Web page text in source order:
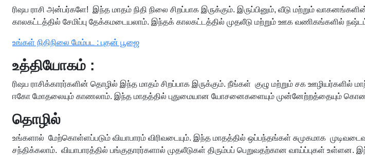
ரிஷப ராசி அன்பர்களே! இந்த மாதம் நிதி நிலை சிறப்பாக இருக்கும். இருப்பினும், வீடு மற்றும்
காலகட்டத்தில் சேமிப்பு தேக்கமடையலாம். இந்தக் காலகட்டத்தில் முதலீடு மற்றும் ஊக வணிகங்களில்
உங்கள் நிதிநிலை மேம்பட : புதன் பூஜை
உத்தியோகம் :
ரிஷப ராசிக்காரர்களின் தொழில் இந்த மாதம் சிறப்பாக இருக்கும். நீங்கள் குழு மற்றும் சக ஊழியர்களில்
ஈகோ மோதலையும் காணலாம். இந்த மாதத்தில் புதுமையான யோசனைகளையும் முன்னேற்றத்தையும்
தொழில்
உங்களால் மேற்கொள்ளப்படும் வியாபாரம் விரிவடையும். இந்த மாதத்தில் ஒப்பந்தங்கள் சுமுகமாக
சந்திக்கலாம். வியாபாரத்தில் பங்குதாரர்களால் முதலீடுகள் திரும்பப் பெறுவதற்கான வாய்ப்புகள் உள்ளன.